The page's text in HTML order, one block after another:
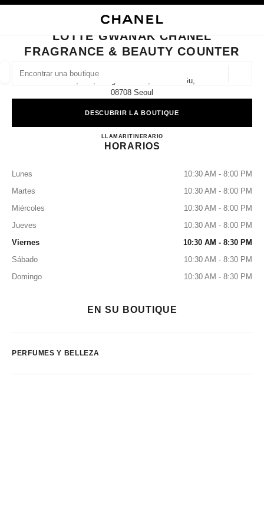
BUSCAR UNA BOUTIQUE
las sugerencias se muestran debajo de esta barra de búsqueda
0 Sugerencias disponibles
CERRAR TARJETA DE BOUTIQUE LOTTE GWANAK CHANEL FRAGRANCE
LOTTE GWANAK CHANEL
FRAGRANCE & BEAUTY COUNTER
1f, 209, Bongcheon-Ro, Gwanak-Gu,
08708 Seoul
DESCUBRIR LA BOUTIQUE
LLAMAR+82 2 3289 8142
ITINERARIOLotte Gwanak CHANEL
HORARIOS
Lunes
10:30 AM - 8:00 PM
Martes
10:30 AM - 8:00 PM
Miércoles
10:30 AM - 8:00 PM
Jueves
10:30 AM - 8:00 PM
Viernes
10:30 AM - 8:30 PM
Sábado
10:30 AM - 8:30 PM
Domingo
10:30 AM - 8:30 PM
EN SU BOUTIQUE
PERFUMES Y BELLEZA
filtros
resultado de los filtros por: